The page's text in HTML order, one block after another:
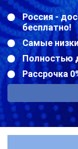
Россия -
бесплатно!
Самые
Полностью
Рассрочка